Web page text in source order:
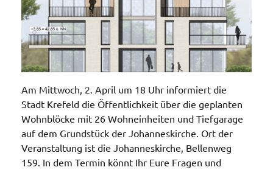
Am Mittwoch, 2. April um 18 Uhr informiert die
Stadt Krefeld die Öffentlichkeit über die geplanten
Wohnblöcke mit 26 Wohneinheiten und Tiefgarage
auf dem Grundstück der Johanneskirche. Ort der
Veranstaltung ist die Johanneskirche, Bellenweg
159. In dem Termin könnt Ihr Eure Fragen und